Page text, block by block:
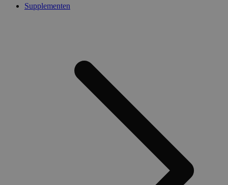
Supplementen